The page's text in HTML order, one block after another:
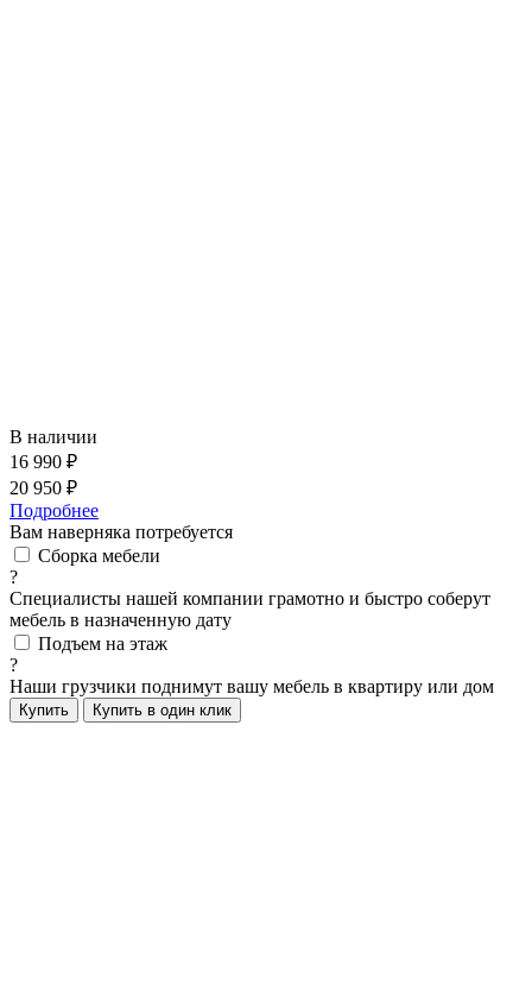
В наличии
16 990 ₽
20 950 ₽
Подробнее
Вам наверняка потребуется
Сборка мебели
?
Специалисты нашей компании грамотно и быстро соберут
мебель в назначенную дату
Подъем на этаж
?
Наши грузчики поднимут вашу мебель в квартиру или дом
Купить Купить в один клик